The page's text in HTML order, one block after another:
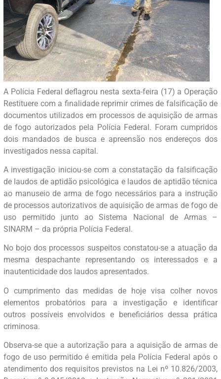
A Polícia Federal deflagrou nesta sexta-feira (17) a Operação
Restituere com a finalidade reprimir crimes de falsificação de
documentos utilizados em processos de aquisição de armas
de fogo autorizados pela Polícia Federal. Foram cumpridos
dois mandados de busca e apreensão nos endereços dos
investigados nessa capital.
A investigação iniciou-se com a constatação da falsificação
de laudos de aptidão psicológica e laudos de aptidão técnica
ao manuseio de arma de fogo necessários para a instrução
de processos autorizativos de aquisição de armas de fogo de
uso permitido junto ao Sistema Nacional de Armas –
SINARM – da própria Polícia Federal.
No bojo dos processos suspeitos constatou-se a atuação da
mesma despachante representando os interessados e a
inautenticidade dos laudos apresentados.
O cumprimento das medidas de hoje visa colher novos
elementos probatórios para a investigação e identificar
outros possíveis envolvidos e beneficiários dessa prática
criminosa.
Observa-se que a autorização para a aquisição de armas de
fogo de uso permitido é emitida pela Polícia Federal após o
atendimento dos requisitos previstos na Lei nº 10.826/2003,